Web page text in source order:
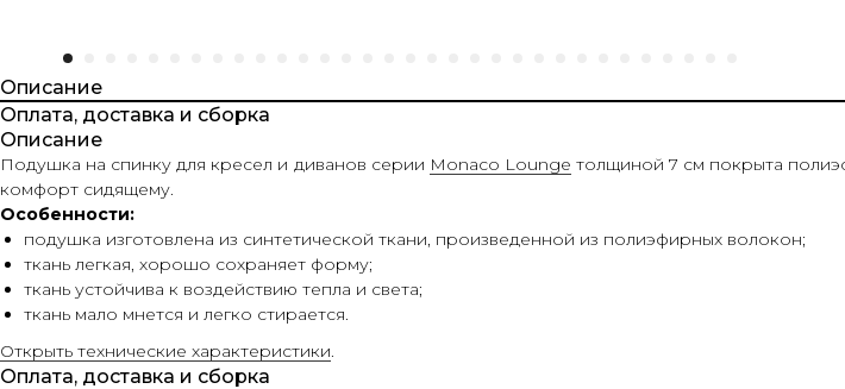
Описание
Оплата, доставка и сборка
Описание
Подушка на спинку для кресел и диванов серии Monaco Lounge толщиной 7 см покрыта
комфорт сидящему.
Особенности:
подушка изготовлена из синтетической ткани, произведенной из полиэфирных волокон;
ткань легкая, хорошо сохраняет форму;
ткань устойчива к воздействию тепла и света;
ткань мало мнется и легко стирается.
Открыть технические характеристики.
Оплата, доставка и сборка